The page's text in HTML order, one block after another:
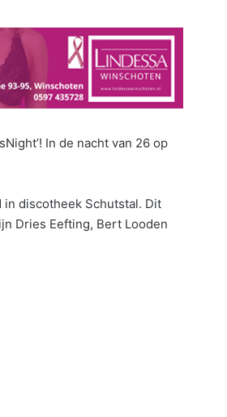
In de nacht van 26 op
in discotheek Schutstal. Dit
Dries Eefting, Bert Looden